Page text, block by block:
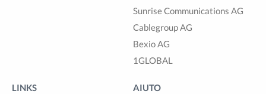
Sunrise Communications AG
Cablegroup AG
Bexio AG
1GLOBAL
LINKS
AIUTO